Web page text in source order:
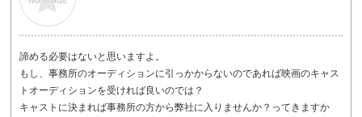
諦める必要はないと思いますよ。
もし、事務所のオーディションに引っかからないのであれば映画のキャス
トオーディションを受ければ良いのでは？
キャストに決まれば事務所の方から弊社に入りませんか？ってきますか